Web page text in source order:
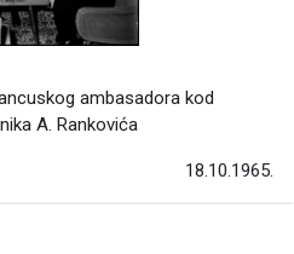
ambasadora kod
A. Rankovića
18.10.1965.